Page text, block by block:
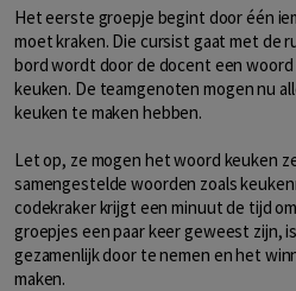
Het eerste groepje begint door één
moet kraken. Die cursist gaat met de
bord wordt door de docent een
keuken. De teamgenoten mogen nu
keuken te maken hebben.
Let op, ze mogen het woord keuken
samengestelde woorden zoals
codekraker krijgt een minuut de tijd
groepjes een paar keer geweest zijn,
gezamenlijk door te nemen en het
maken.